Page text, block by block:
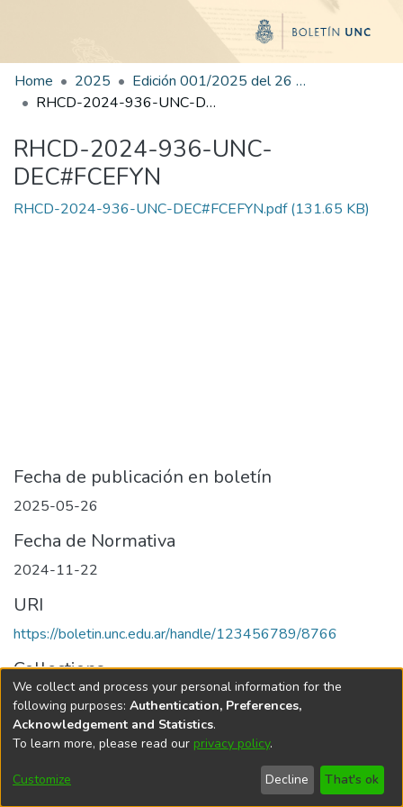
Home 2025
Edición 001/2025 del 26 de mayo de 2025
RHCD-2024-936-UNC-DEC#FCEFYN
RHCD-2024-936-UNC-
DEC#FCEFYN
RHCD-2024-936-UNC-DEC#FCEFYN.pdf(131.65 KB)
Fecha de publicación en boletín
2025-05-26
Fecha de Normativa
2024-11-22
URI
https://boletin.unc.edu.ar/handle/123456789/8766
Collections
Edición 001/2025 del 26 de mayo de 2025
Universidad Nacional de Córdoba
We collect and process your personal information for the
following purposes: Authentication, Preferences,
Acknowledgement and Statistics.
To learn more, please read our privacy policy.
Customize Decline That's ok